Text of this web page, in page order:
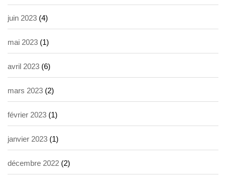
juin 2023 (4)
mai 2023 (1)
avril 2023 (6)
mars 2023 (2)
février 2023 (1)
janvier 2023 (1)
décembre 2022 (2)